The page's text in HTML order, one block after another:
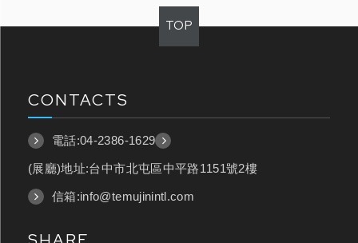
TOP
CONTACTS
電話:04-2386-1629
(展廳)地址:台中市北屯區中平路1151號2樓
信箱:info@temujinintl.com